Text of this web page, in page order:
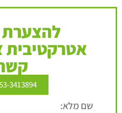
להצערת
אטרקטיבית
3413894